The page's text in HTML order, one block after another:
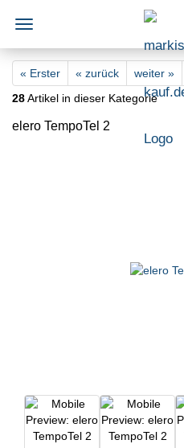
« Erster « zurück weiter »
28Artikel in dieser Kategorie
elero TempoTel 2